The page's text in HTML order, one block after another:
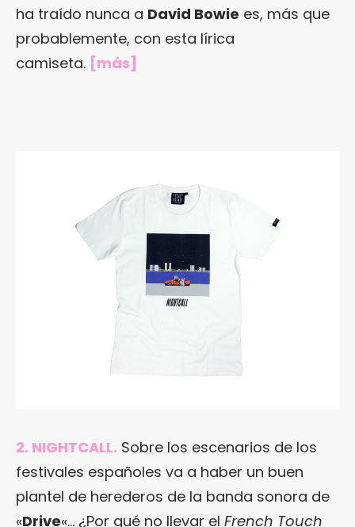
ha traído nunca a David Bowie es, más que
probablemente, con esta lírica
camiseta. [más]
2. NIGHTCALL. Sobre los escenarios de los
festivales españoles va a haber un buen
plantel de herederos de la banda sonora de
«Drive«… ¿Por qué no llevar el French Touch